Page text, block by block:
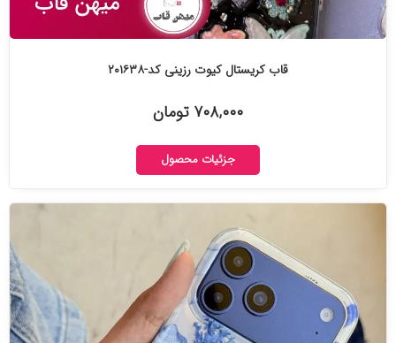
قاب کریستال کیوت رزینی کد-۲۰۱۶۳۸
۷۰۸,۰۰۰ تومان
جزئیات محصول